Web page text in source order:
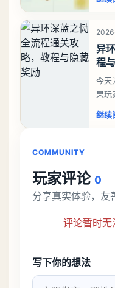
大、
囗、
异
程
今天
果玩
比较
继续
COMMUNITY
玩家评论 0
分享真实体验，友
评论暂时无
写下你的想法